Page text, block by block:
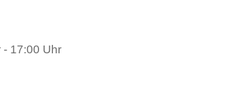
- 17:00 Uhr